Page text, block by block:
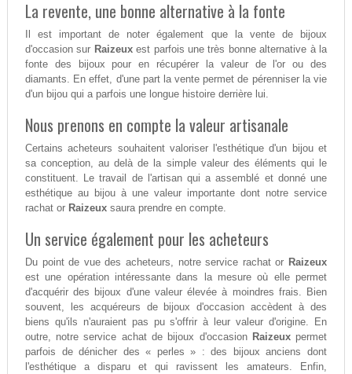
La revente, une bonne alternative à la fonte
Il est important de noter également que la vente de bijoux
d'occasion sur Raizeuxest parfois une très bonne alternative à la
fonte des bijoux pour en récupérer la valeur de l'or ou des
diamants. En effet, d'une part la vente permet de pérenniser la vie
d'un bijou qui a parfois une longue histoire derrière lui.
Nous prenons en compte la valeur artisanale
Certains acheteurs souhaitent valoriser l'esthétique d'un bijou et
sa conception, au delà de la simple valeur des éléments qui le
constituent. Le travail de l'artisan qui a assemblé et donné une
esthétique au bijou à une valeur importante dont notre service
rachat or Raizeuxsaura prendre en compte.
Un service également pour les acheteurs
Du point de vue des acheteurs, notre service rachat or Raizeux
est une opération intéressante dans la mesure où elle permet
d'acquérir des bijoux d'une valeur élevée à moindres frais. Bien
souvent, les acquéreurs de bijoux d'occasion accèdent à des
biens qu'ils n'auraient pas pu s'offrir à leur valeur d'origine. En
outre, notre service achat de bijoux d'occasion Raizeuxpermet
parfois de dénicher des « perles » : des bijoux anciens dont
l'esthétique a disparu et qui ravissent les amateurs. Enfin,